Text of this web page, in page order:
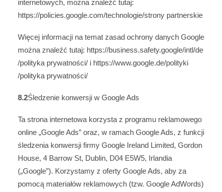
internetowych, można znaleźć tutaj:
https://policies.google.com/technologie/strony partnerskie
Więcej informacji na temat zasad ochrony danych Google
można znaleźć tutaj: https://business.safety.google/intl/de
/polityka prywatności/ i https://www.google.de/polityki
/polityka prywatności/
8.2Śledzenie konwersji w Google Ads
Ta strona internetowa korzysta z programu reklamowego
online „Google Ads” oraz, w ramach Google Ads, z funkcji
śledzenia konwersji firmy Google Ireland Limited, Gordon
House, 4 Barrow St, Dublin, D04 E5W5, Irlandia
(„Google”). Korzystamy z oferty Google Ads, aby za
pomocą materiałów reklamowych (tzw. Google AdWords)